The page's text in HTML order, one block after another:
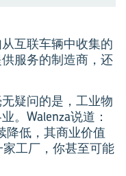
互联车辆中收集的
服务的制造商，还
疑问的是，工业物
。Walenza说道：
降低，其商业价值
工厂，你甚至可能